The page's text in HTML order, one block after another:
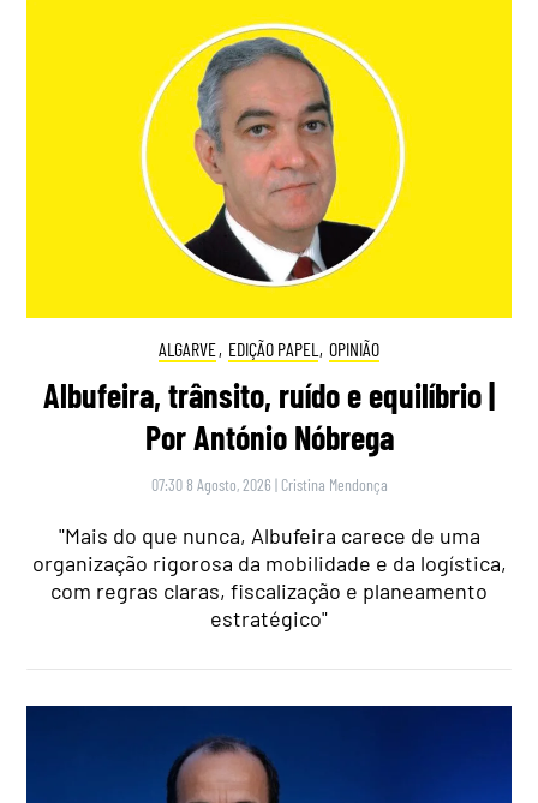
ALGARVE, EDIÇÃO PAPEL , OPINIÃO
Albufeira, trânsito, ruído e equilíbrio |
Por António Nóbrega
07:30 8 Agosto, 2026 | Cristina Mendonça
"Mais do que nunca, Albufeira carece de uma
organização rigorosa da mobilidade e da logística,
com regras claras, fiscalização e planeamento
estratégico"